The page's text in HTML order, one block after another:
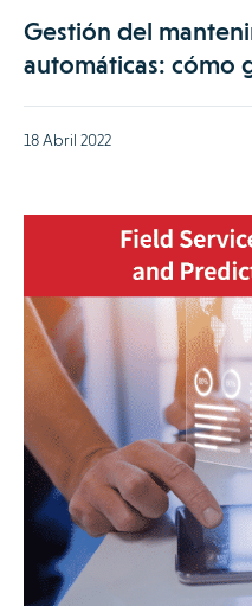
Gestión del
automáticas: cómo
18 Abril 2022